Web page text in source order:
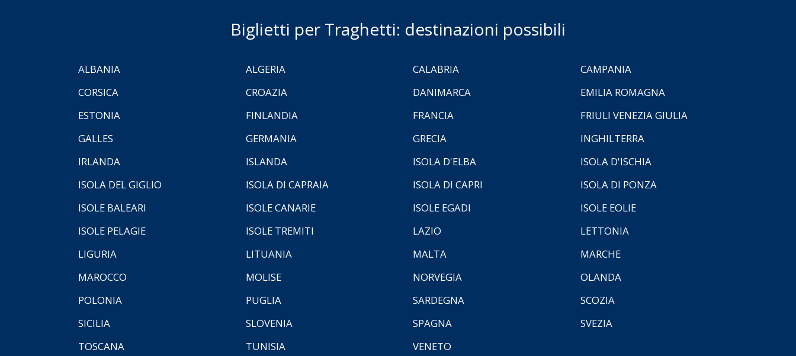
Biglietti per Traghetti: destinazioni possibili
ALBANIA ALGERIA CALABRIA
CAMPANIA
CORSICA
CROAZIA DANIMARCA
EMILIA ROMAGNA
ESTONIA
FINLANDIA FRANCIA
FRIULI VENEZIA GIULIA
GALLES
GERMANIA GRECIA
INGHILTERRA
IRLANDA
ISLANDA ISOLA D'ELBA
ISOLA D'ISCHIA
ISOLA DEL GIGLIO
ISOLA DI CAPRAIA ISOLA DI CAPRI
ISOLA DI PONZA
ISOLE BALEARI
ISOLE CANARIE ISOLE EGADI
ISOLE EOLIE
ISOLE PELAGIE
ISOLE TREMITI LAZIO
LETTONIA
LIGURIA
LITUANIA MALTA
MARCHE
MAROCCO
MOLISE NORVEGIA
OLANDA
POLONIA
PUGLIA SARDEGNA
SCOZIA
SICILIA
SLOVENIA SPAGNA
SVEZIA
TOSCANA
TUNISIA VENETO